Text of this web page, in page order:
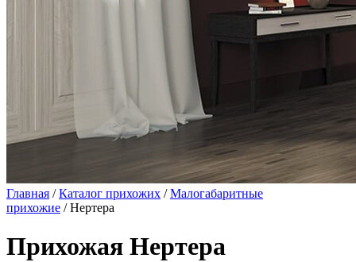
Главная /Каталог прихожих /Малогабаритные
прихожие / Нертера
Прихожая Нертера